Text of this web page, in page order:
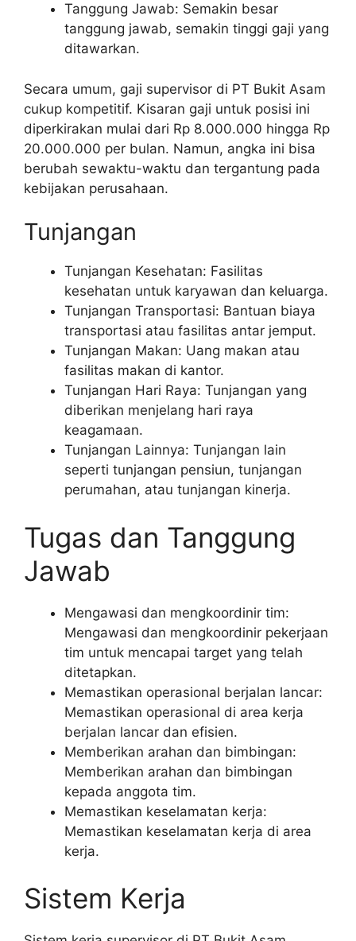
Tanggung Jawab: Semakin besar
tanggung jawab, semakin tinggi gaji yang
ditawarkan.
Secara umum, gaji supervisor di PT Bukit Asam
cukup kompetitif. Kisaran gaji untuk posisi ini
diperkirakan mulai dari Rp 8.000.000 hingga Rp
20.000.000 per bulan. Namun, angka ini bisa
berubah sewaktu-waktu dan tergantung pada
kebijakan perusahaan.
Tunjangan
Tunjangan Kesehatan: Fasilitas
kesehatan untuk karyawan dan keluarga.
Tunjangan Transportasi: Bantuan biaya
transportasi atau fasilitas antar jemput.
Tunjangan Makan: Uang makan atau
fasilitas makan di kantor.
Tunjangan Hari Raya: Tunjangan yang
diberikan menjelang hari raya
keagamaan.
Tunjangan Lainnya: Tunjangan lain
seperti tunjangan pensiun, tunjangan
perumahan, atau tunjangan kinerja.
Tugas dan Tanggung
Jawab
Mengawasi dan mengkoordinir tim:
Mengawasi dan mengkoordinir pekerjaan
tim untuk mencapai target yang telah
ditetapkan.
Memastikan operasional berjalan lancar:
Memastikan operasional di area kerja
berjalan lancar dan efisien.
Memberikan arahan dan bimbingan:
Memberikan arahan dan bimbingan
kepada anggota tim.
Memastikan keselamatan kerja:
Memastikan keselamatan kerja di area
kerja.
Sistem Kerja